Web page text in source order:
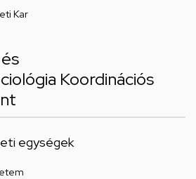
Kar
Koordinációs
egységek